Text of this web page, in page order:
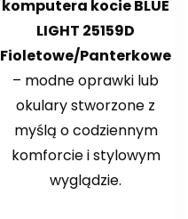
komputera kocie BLUE
LIGHT 25159D
Fioletowe/Panterkowe
– modne oprawki lub
okulary stworzone z
myślą o codziennym
komforcie i stylowym
wyglądzie.